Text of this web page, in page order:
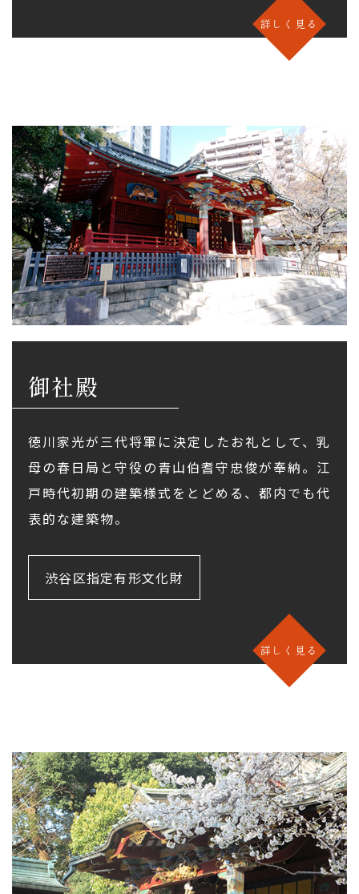
詳しく見る
御社殿
徳川家光が三代将軍に決定したお礼として、乳
母の春日局と守役の青山伯耆守忠俊が奉納。江
戸時代初期の建築様式をとどめる、都内でも代
表的な建築物。
渋谷区指定有形文化財
詳しく見る